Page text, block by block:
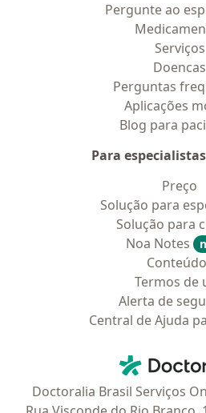
Pergunte ao
Serviços
Doencas
Perguntas
Aplicações
Blog para
Para
Preço
Solução para
Solução para
Noa Notes
Termos de
Alerta de
Central de Ajuda
Doctoralia Brasil Serviços